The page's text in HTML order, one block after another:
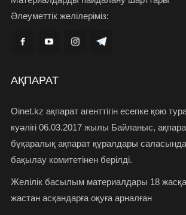
Әлеуметтік желілеріміз:
АҚПАРАТ
Oinet.kz ақпарат агенттігін есепке қою
куәлігі 06.03.2017 жылы Байланыс,
бұқаралық ақпарат құралдары
бақылау комитетінен берілді.
Желілік басылым материалдары 18
жастан асқандарға оқуға арналған